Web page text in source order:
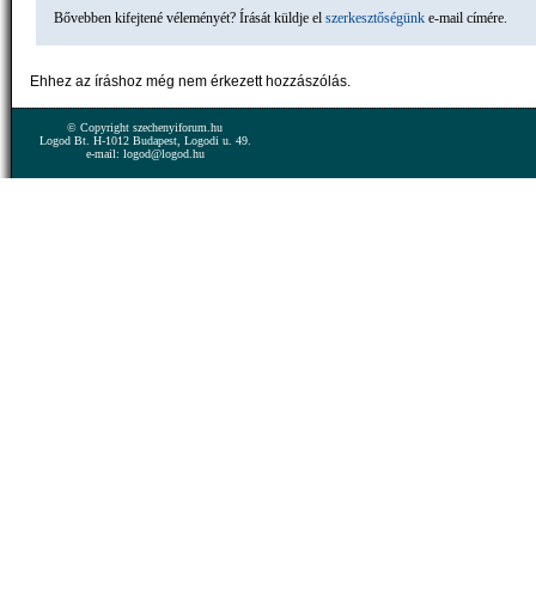
Bővebben kifejtené véleményét? Írását küldje el szerkesztőségünk e-mail címére.
Ehhez az íráshoz még nem érkezett hozzászólás.
© Copyright szechenyiforum.hu
Logod Bt. H-1012 Budapest, Logodi u. 49.
e-mail: logod@logod.hu